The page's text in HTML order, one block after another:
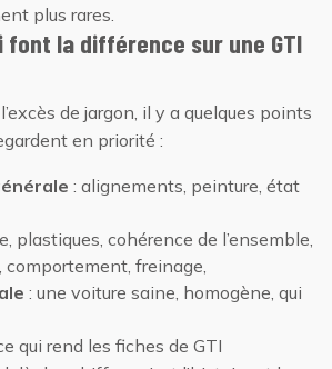
plus rares.
la différence sur une GTI
de jargon, il y a quelques points
en priorité :
: alignements, peinture, état
plastiques, cohérence de l’ensemble,
comportement, freinage,
: une voiture saine, homogène, qui
qui rend les fiches de GTI